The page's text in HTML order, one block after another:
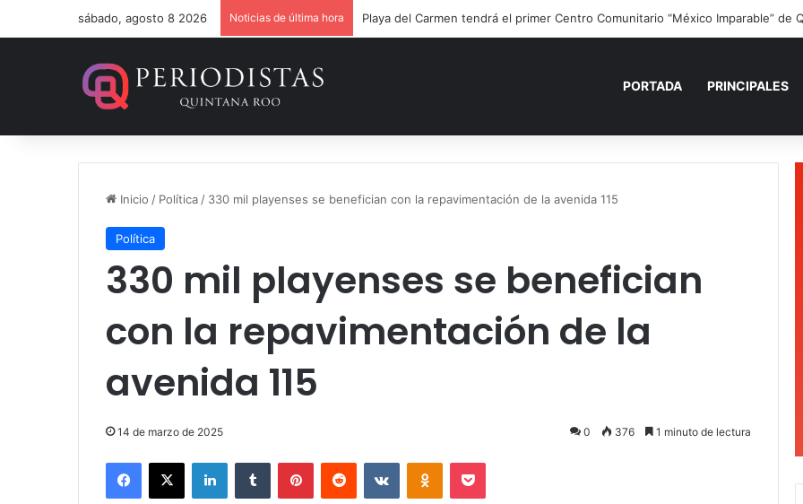
sábado, agosto 8 2026 Noticias de última hora Un verano para recordar: niñas y niños cierran con alegría el curso “Aventuras
PORTADA PRINCIPALES
Inicio / Política / 330 mil playenses se benefician con la repavimentación de la avenida 115
Política
330 mil playenses se benefician
con la repavimentación de la
avenida 115
14 de marzo de 2025 0 376 1 minuto de lectura
Facebook
X LinkedInTumblr PinterestReddit VKontakteOdnoklassniki
Pocket